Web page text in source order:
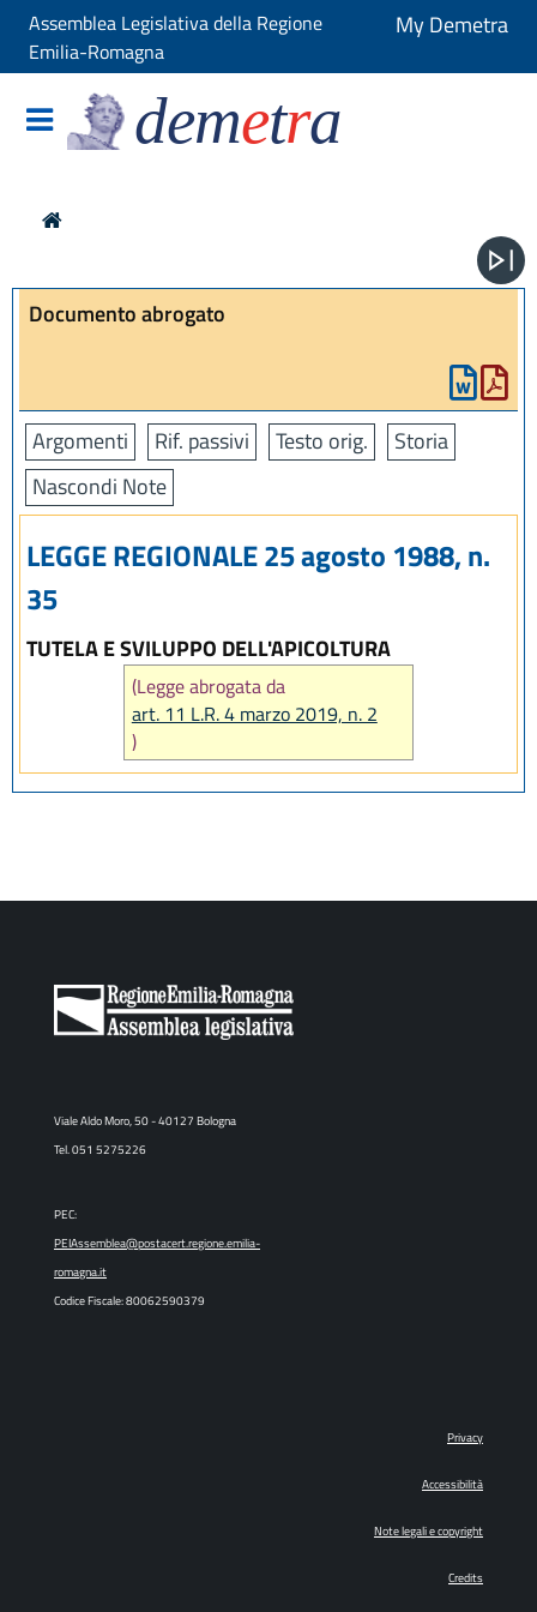
Assemblea Legislativa della Regione
Emilia-Romagna
My Demetra
demetra
Documento abrogato
Argomenti Rif. passivi Testo orig.
Storia
Nascondi Note
LEGGE REGIONALE 25 agosto 1988, n.
35
TUTELA E SVILUPPO DELL'APICOLTURA
(Legge abrogata da
art. 11 L.R. 4 marzo 2019, n. 2
)
Viale Aldo Moro, 50 - 40127 Bologna
Tel. 051 5275226
PEC:
PEIAssemblea@postacert.regione.emilia-
romagna.it
Codice Fiscale: 80062590379
Privacy
Accessibilità
Note legali e copyright
Credits